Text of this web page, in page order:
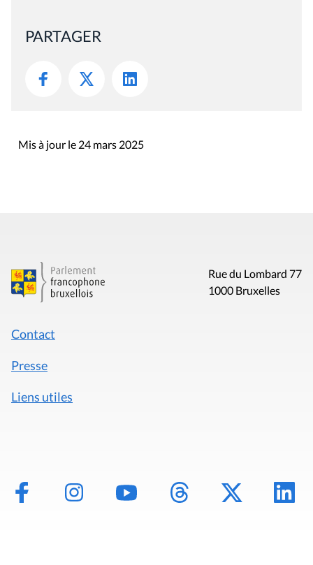
PARTAGER
Mis à jour le 24 mars 2025
Rue du Lombard 77
1000 Bruxelles
Contact
Presse
Liens utiles